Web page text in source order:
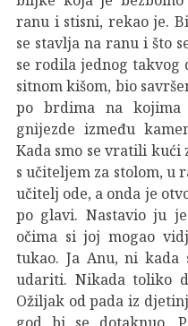
ranu i stisni, rekao je.
se stavlja na ranu i što
se rodila jednog
sitnom kišom, bio
po brdima na kojima
gnijezde između
Kada smo se vratili
s učiteljem za stolom, u
učitelj ode, a onda je
po glavi. Nastavio ju
očima si joj mogao
tukao. Ja Anu, ni kada
udariti. Nikada toliko
Ožiljak od pada iz
god bi se dotaknuo.